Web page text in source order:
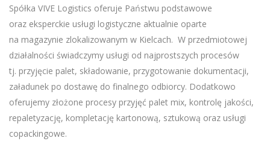
Spółka VIVE Logistics oferuje Państwu podstawowe
oraz eksperckie usługi logistyczne aktualnie oparte
na magazynie zlokalizowanym w Kielcach. W przedmiotowej
działalności świadczymy usługi od najprostszych procesów
tj. przyjęcie palet, składowanie, przygotowanie dokumentacji,
załadunek po dostawę do finalnego odbiorcy. Dodatkowo
oferujemy złożone procesy przyjęć palet mix, kontrolę jakości,
repaletyzację, kompletację kartonową, sztukową oraz usługi
copackingowe.